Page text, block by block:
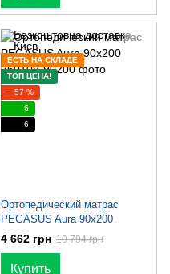
ЕСТЬ НА СКЛАДЕ
ТОП ЦЕНА!
− 57 %
6
6
Ортопедический матрас
PEGASUS Aura 90x200
4 662 грн 10 794 грн
Купить